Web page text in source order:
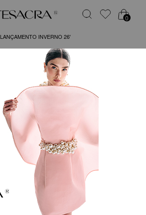
0
LANÇAMENTO INVERNO 26'
ORDENAR POR
CONJUNTO EM CREPE COM